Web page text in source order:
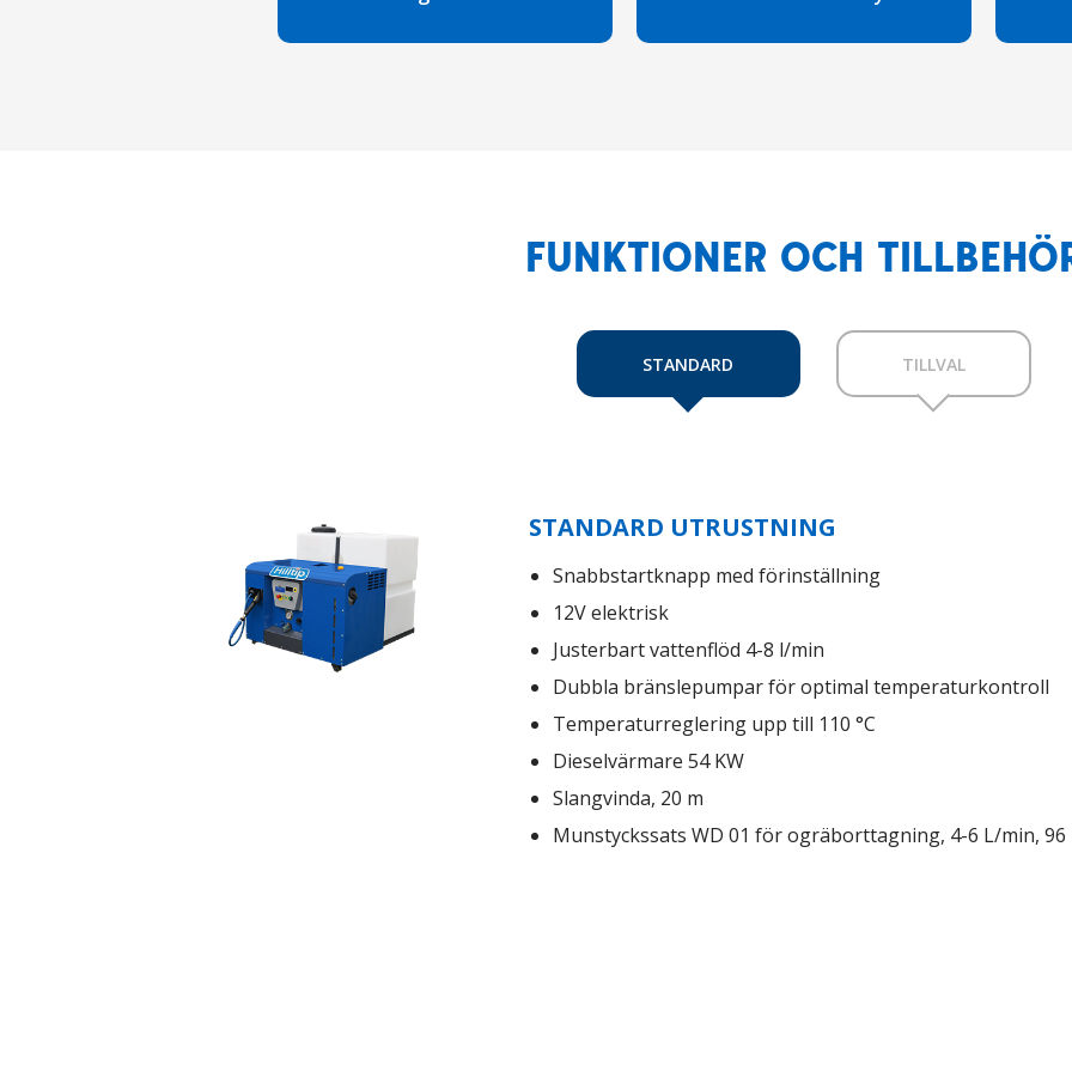
FUNKTIONER OCH
STANDARD TILLVAL
STANDARD UTRUSTNING
Snabbstartknapp med förinställning
12V elektrisk
Justerbart vattenflöd 4-8 l/min
Dubbla bränslepumpar för optimal temperaturkontroll
Temperaturreglering upp till 110 °C
Dieselvärmare 54 KW
Slangvinda, 20 m
Munstyckssats WD 01 för ogräborttagning, 4-6 L/min, 96